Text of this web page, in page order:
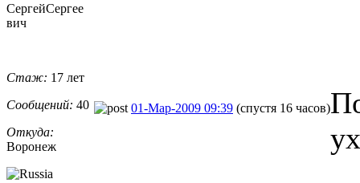
СергейСергее
вич
Стаж: 17 лет
Сообщений: 40
Откуда:
Воронеж
01-Мар-2009 09:39 (спустя 16 часов)